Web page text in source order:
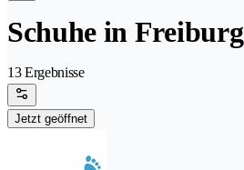
Schuhe in Freiburg
13 Ergebnisse
Jetzt geöffnet